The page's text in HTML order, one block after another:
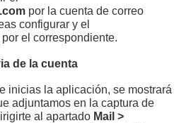
por la cuenta de correo
configurar y el
por el correspondiente.
de la cuenta
inicias la aplicación, se mostrará
adjuntamos en la captura de
al apartado Mail >